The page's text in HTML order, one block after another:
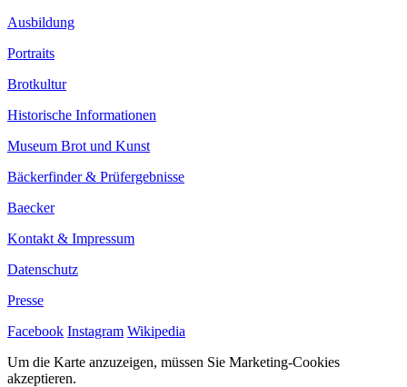
Ausbildung
Portraits
Brotkultur
Historische Informationen
Museum Brot und Kunst
Bäckerfinder & Prüfergebnisse
Baecker
Kontakt & Impressum
Datenschutz
Presse
Facebook Instagram Wikipedia
Um die Karte anzuzeigen, müssen Sie Marketing-Cookies
akzeptieren.